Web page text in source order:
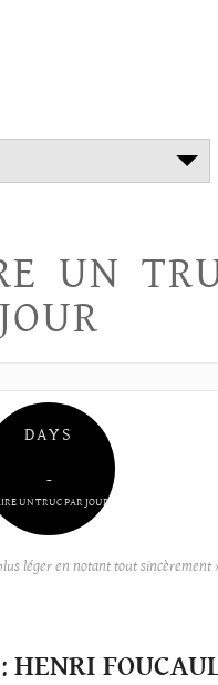
UN
JOUR
DAYS
–
UN TRUC PAR JOUR
léger en notant tout sincèrement
HENRI